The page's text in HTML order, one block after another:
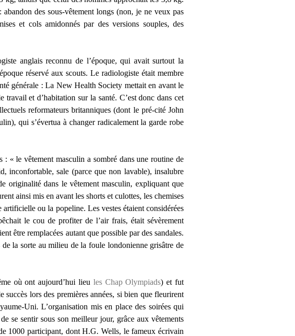
des sous-vêtement longs (non, je ne veux pas
et cols amidonnés par des versions souples, des
anglais reconnu de l’époque, qui avait surtout la
réservé aux scouts. Le radiologiste était membre
générale : La New Health Society mettait en avant le
et d’habitation sur la santé. C’est donc dans cet
reformateurs britanniques (dont le pré-cité John
qui s’évertua à changer radicalement la garde robe
« le vêtement masculin a sombré dans une routine de
inconfortable, sale (parce que non lavable), insalubre
originalité dans le vêtement masculin, expliquant que
ainsi mis en avant les shorts et culottes, les chemises
ou la popeline. Les vestes étaient considérées
le cou de profiter de l’air frais, était sévèrement
être remplacées autant que possible par des sandales.
la sorte au milieu de la foule londonienne grisâtre de
où ont aujourd’hui lieu les Chap Olympiads) et fut
succès lors des premières années, si bien que fleurirent
Uni. L’organisation mis en place des soirées qui
se sentir sous son meilleur jour, grâce aux vêtements
1000 participant, dont H.G. Wells, le fameux écrivain